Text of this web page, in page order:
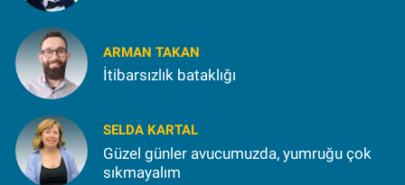
ARMAN TAKAN
İtibarsızlık bataklığı
SELDA KARTAL
Güzel günler avucumuzda, yumruğu çok
sıkmayalım